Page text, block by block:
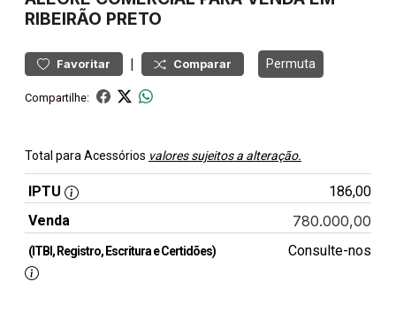
RIBEIRÃO PRETO
Favoritar | Comparar Permuta
Compartilhe:
Total para Acessórios valores sujeitos a alteração.
IPTU
186,00
Venda
780.000,00
(ITBI, Registro, Escritura e Certidões) Consulte-nos